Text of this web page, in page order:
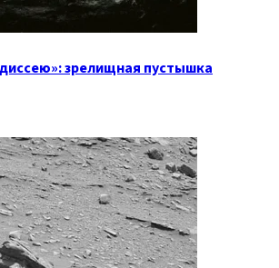
зрелищная пустышка